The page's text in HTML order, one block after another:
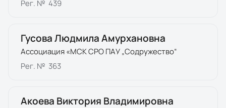
Рег. № 439
Гусова Людмила Амурхановна
Ассоциация «МСК СРО ПАУ „Содружество“
Рег. № 363
Акоева Виктория Владимировна